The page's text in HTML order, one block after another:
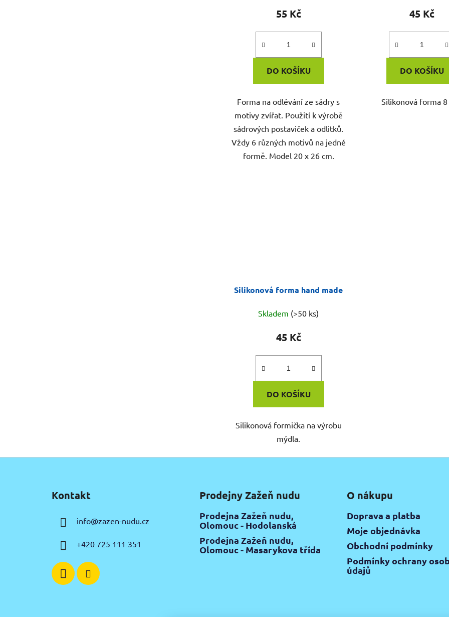
55 Kč
DO KOŠÍKU
Forma na odlévání ze sádry s
motivy zvířat. Použití k výrobě
sádrových postaviček a odlitků.
Vždy 6 různých motivů na jedné
formě. Model 20 x 26 cm.
45 Kč
DO KOŠÍKU
Silikonová forma
Silikonová forma hand made
Skladem (>50 ks)
45 Kč
DO KOŠÍKU
Silikonová formička na výrobu
mýdla.
Kontakt
info@zazen-nudu.cz
+420 725 111 351
Prodejny Zažeň nudu
Prodejna Zažeň nudu,
Olomouc - Hodolanská
Prodejna Zažeň nudu,
Olomouc - Masarykova třída
O nákupu
Doprava a platba
Moje objednávka
Obchodní podmínky
Podmínky ochrany
údajů